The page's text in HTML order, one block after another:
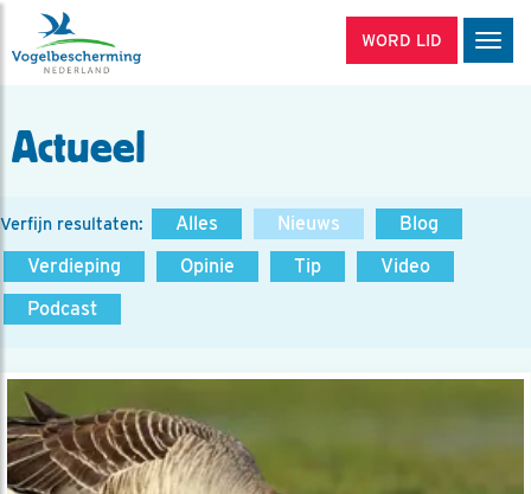
WORD LID
Actueel
Verfijn resultaten: Alles Nieuws
Blog
Verdieping
Opinie Tip
Video
Podcast